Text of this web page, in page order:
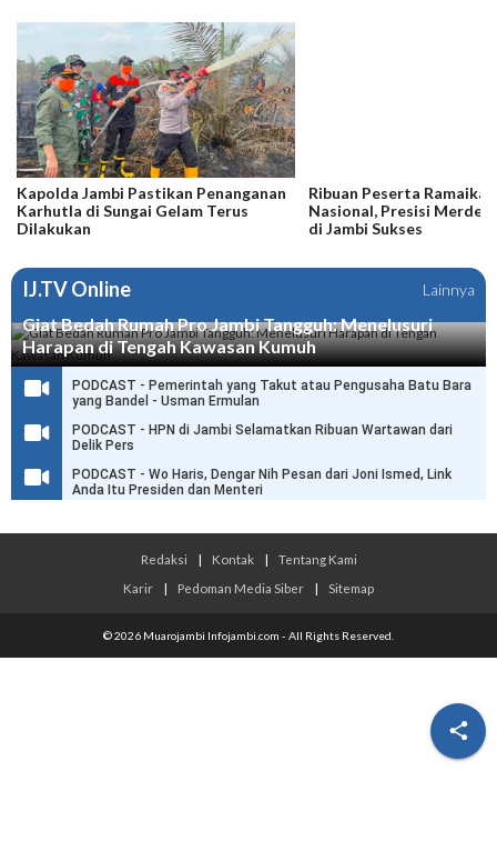

Kapolda Jambi Pastikan Penanganan
Karhutla di Sungai Gelam Terus
Dilakukan
Ribuan Peserta
Nasional, Presisi
di Jambi Sukses
IJ.TV Online Lainnya
Giat Bedah Rumah Pro Jambi Tangguh: Menelusuri
Harapan di Tengah Kawasan Kumuh
PODCAST - Pemerintah yang Takut atau Pengusaha Batu Bara
yang Bandel - Usman Ermulan
PODCAST - HPN di Jambi Selamatkan Ribuan Wartawan dari
Delik Pers
PODCAST - Wo Haris, Dengar Nih Pesan dari Joni Ismed, Link
Anda Itu Presiden dan Menteri
Redaksi | Kontak |
Tentang Kami
Karir
| Pedoman Media Siber | Sitemap
© 2026 Muarojambi Infojambi.com - All Rights Reserved.